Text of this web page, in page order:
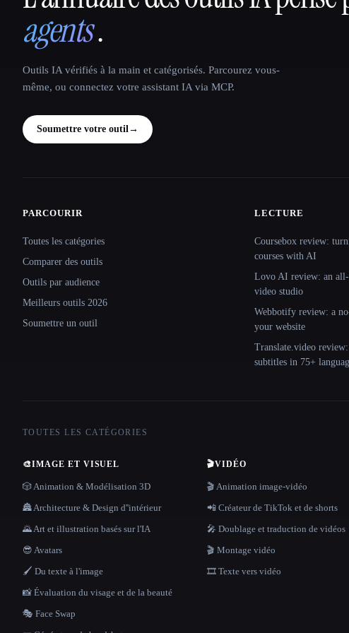
agents.
Outils IA vérifiés à la main et catégorisés. Parcourez vous-
même, ou connectez votre assistant IA via MCP.
Soumettre votre outil →
Site navigation
PARCOURIR
Toutes les catégories
Comparer des outils
Outils par audience
Meilleurs outils 2026
Soumettre un outil
LECTURE
Coursebox review:
courses with AI
Lovo AI review: an all-
video studio
Webbotify review: a
your website
Translate.video
subtitles in 75+
TOUTES LES CATÉGORIES
🎨IMAGE ET VISUEL
🎲 Animation & Modélisation 3D
🏯 Architecture & Design d''intérieur
🌄 Art et illustration basés sur l'IA
😎 Avatars
🖌️ Du texte à l'image
📸 Évaluation du visage et de la beauté
🎭 Face Swap
🎬VIDÉO
🎬 Animation image-vidéo
📲 Créateur de TikTok et de shorts
🎤 Doublage et traduction de vidéos
🎬 Montage vidéo
🎞️ Texte vers vidéo